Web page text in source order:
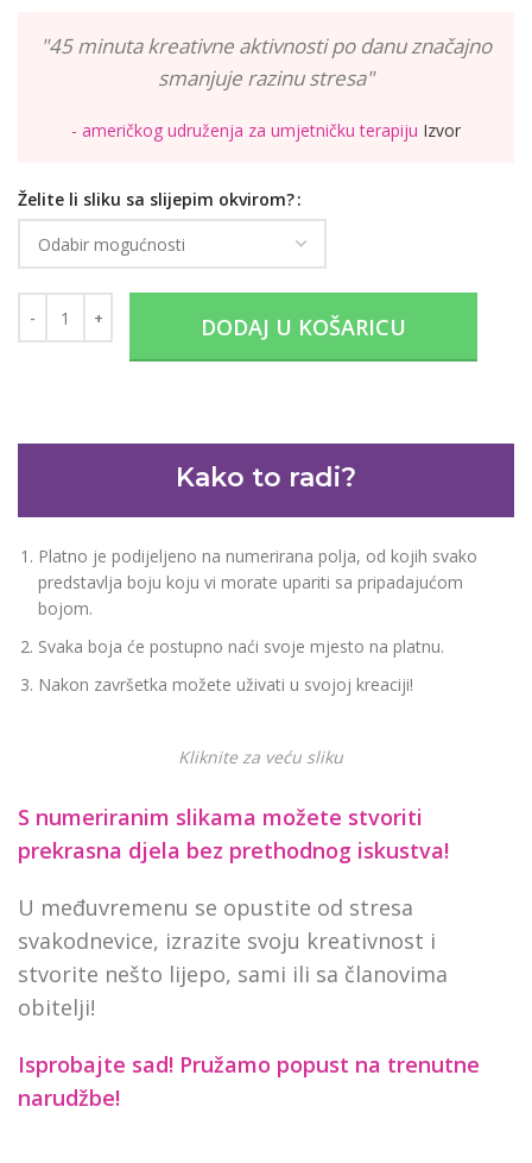
"45 minuta kreativne aktivnosti po danu značajno
smanjuje razinu stresa"
- američkog udruženja za umjetničku terapiju Izvor
Želite li sliku sa slijepim okvirom?
DODAJ U KOŠARICU
Kako to radi?
Platno je podijeljeno na numerirana polja, od kojih svako
predstavlja boju koju vi morate upariti sa pripadajućom
bojom.
Svaka boja će postupno naći svoje mjesto na platnu.
Nakon završetka možete uživati u svojoj kreaciji!
Kliknite za veću sliku
S numeriranim slikama možete stvoriti
prekrasna djela bez prethodnog iskustva!
U međuvremenu se opustite od stresa
svakodnevice, izrazite svoju kreativnost i
stvorite nešto lijepo, sami ili sa članovima
obitelji!
Isprobajte sad! Pružamo popust na trenutne
narudžbe!